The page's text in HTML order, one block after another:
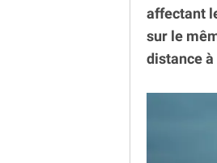
affectant
sur le
distance